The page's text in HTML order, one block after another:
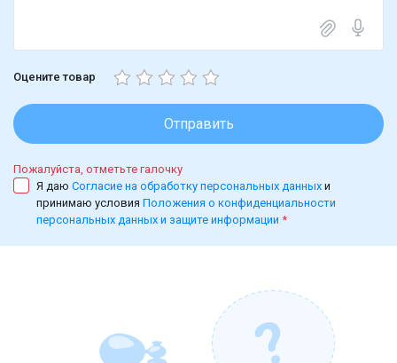
Оцените товар
Отправить
Пожалуйста, отметьте галочку
Я даю Согласие на обработку персональных данных и
принимаю условия Положения о конфиденциальности
персональных данных и защите информации *